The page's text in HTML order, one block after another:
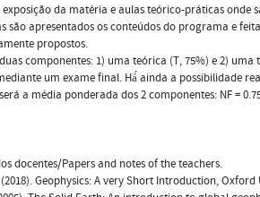
exposição da matéria e aulas teórico-práticas
são apresentados os conteúdos do programa e
propostos.
componentes: 1) uma teórica (T, 75%) e 2)
um exame final. Há́ ainda a possibilidade
a média ponderada dos 2 componentes: NF =
docentes/Papers and notes of the teachers.
Geophysics: A very Short Introduction, Oxford